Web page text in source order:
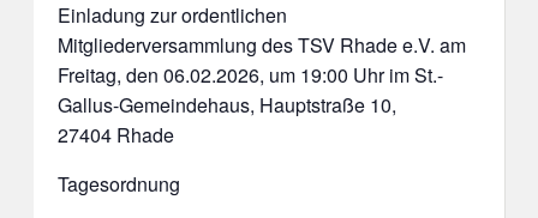
Einladung zur ordentlichen
Mitgliederversammlung des TSV Rhade e.V. am
Freitag, den 06.02.2026, um 19:00 Uhr im St.-
Gallus-Gemeindehaus, Hauptstraße 10,
27404 Rhade
Tagesordnung